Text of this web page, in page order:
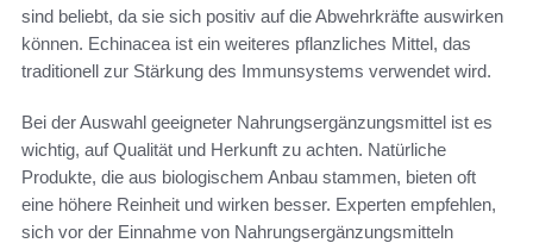
sind beliebt, da sie sich positiv auf die Abwehrkräfte auswirken
können. Echinacea ist ein weiteres pflanzliches Mittel, das
traditionell zur Stärkung des Immunsystems verwendet wird.
Bei der Auswahl geeigneter Nahrungsergänzungsmittel ist es
wichtig, auf Qualität und Herkunft zu achten. Natürliche
Produkte, die aus biologischem Anbau stammen, bieten oft
eine höhere Reinheit und wirken besser. Experten empfehlen,
sich vor der Einnahme von Nahrungsergänzungsmitteln